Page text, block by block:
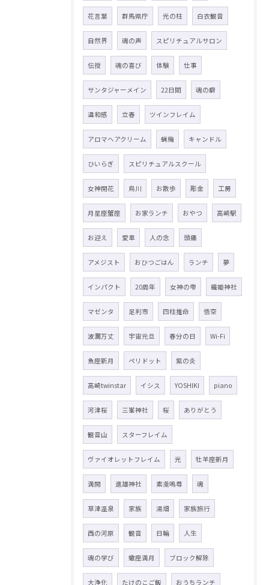
花言葉 群馬県庁 光の柱 白衣観音
自然界 魂の声 スピリチュアルサロン
伝授 魂の喜び 体験 仕事
サンタジャーメイン 22日間 魂の癖
違和感 立春 ツインフレイム
アロマヘアクリーム 蝋梅 キャンドル
ひいらぎ スピリチュアルスクール
女神開花 烏川 お散歩 彫金 工房
月星座蟹座 お家ランチ おやつ 高崎駅
お迎え 愛車 人の念 頭痛
アメジスト おひつごはん ランチ 夢
インパクト 20周年 女神の雫 織姫神社
マゼンタ 足利市 四柱推命 悟空
波瀾万丈 宇宙元旦 春分の日 Wi-Fi
魚座新月 ペリドット 紫の炎
高崎twinstar イシス YOSHIKI piano
河津桜 三峯神社 桜 ありがとう
観音山 スターフレイム
ヴァイオレットフレイム 光 牡羊座新月
満開 進雄神社 素戔嗚尊 魂
草津温泉 家族 湯畑 家族旅行
西の河原 観音 日輪 人生
魂の学び 蠍座満月 ブロック解除
大浄化 たけのこご飯 おうちランチ